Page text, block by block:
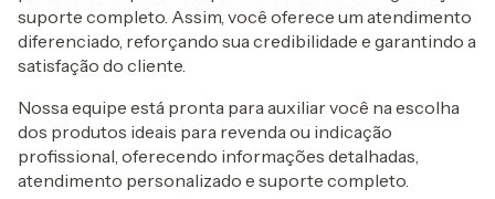
suporte completo. Assim, você oferece um atendimento
diferenciado, reforçando sua credibilidade e garantindo a
satisfação do cliente.
Nossa equipe está pronta para auxiliar você na escolha
dos produtos ideais para revenda ou indicação
profissional, oferecendo informações detalhadas,
atendimento personalizado e suporte completo.